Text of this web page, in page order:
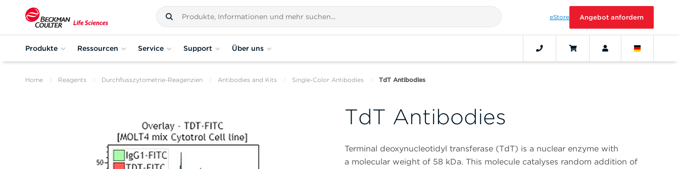
eStore Angebot anfordern
Produkte Ressourcen Service Support Über uns
Home Reagents Durchflusszytometrie-Reagenzien Antibodies and Kits Single-Color Antibodies TdT Antibodies
TdT Antibodies
Terminal deoxynucleotidyl transferase (TdT) is a nuclear enzyme with
a molecular weight of 58 kDa. This molecule catalyses random addition of